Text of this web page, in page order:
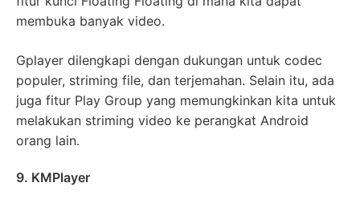
membuka banyak video.
Gplayer dilengkapi dengan dukungan untuk codec
populer, striming file, dan terjemahan. Selain itu, ada
juga fitur Play Group yang memungkinkan kita untuk
melakukan striming video ke perangkat Android
orang lain.
9. KMPlayer